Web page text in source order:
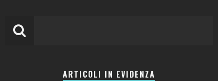
ARTICOLI IN EVIDENZA